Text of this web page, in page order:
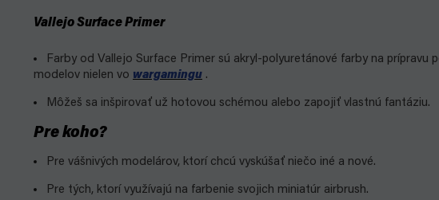
Vallejo Surface Primer
Farby od Vallejo Surface Primer sú akryl-polyuretánové farby na prípravu
modelov nielen vo wargamingu .
Môžeš sa inšpirovať už hotovou schémou alebo zapojiť vlastnú fantáziu.
Pre koho?
Pre vášnivých modelárov, ktorí chcú vyskúšať niečo iné a nové.
Pre tých, ktorí využívajú na farbenie svojich miniatúr airbrush.